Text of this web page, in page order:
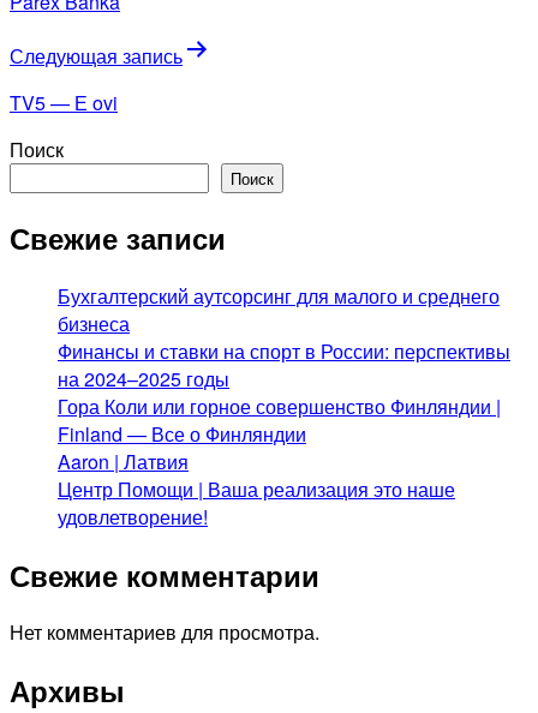
Следующая запись
TV5 — Е ovi
Поиск
Поиск
Свежие записи
Бухгалтерский аутсорсинг для малого и среднего
бизнеса
Финансы и ставки на спорт в России: перспективы
на 2024–2025 годы
Гора Коли или горное совершенство Финляндии |
Finland — Все о Финляндии
Aaron | Латвия
Центр Помощи | Ваша реализация это наше
удовлетворение!
Свежие комментарии
Нет комментариев для просмотра.
Архивы